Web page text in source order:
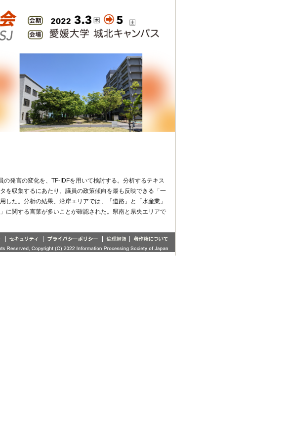
発言の変化を、TF-IDFを用いて検討する。分析するテキス
を収集するにあたり、議員の政策傾向を最も反映できる「一
た。分析の結果、沿岸エリアでは、「道路」と「水産業」
に関する言葉が多いことが確認された。県南と県央エリアで